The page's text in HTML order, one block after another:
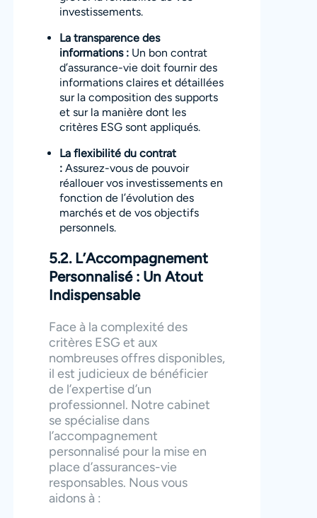
investissements.
La transparence des
informations :Un bon contrat
d’assurance-vie doit fournir des
informations claires et détaillées
sur la composition des supports
et sur la manière dont les
critères ESG sont appliqués.
La flexibilité du contrat
:Assurez-vous de pouvoir
réallouer vos investissements en
fonction de l’évolution des
marchés et de vos objectifs
personnels.
5.2. L’Accompagnement
Personnalisé : Un Atout
Indispensable
Face à la complexité des
critères ESG et aux
nombreuses offres disponibles,
il est judicieux de bénéficier
de l’expertise d’un
professionnel. Notre cabinet
se spécialise dans
l’accompagnement
personnalisé pour la mise en
place d’assurances-vie
responsables. Nous vous
aidons à :